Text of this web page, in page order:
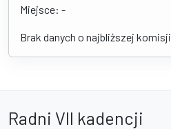
Miejsce: -
Brak danych o najbliższej komisji
Radni VII kadencji